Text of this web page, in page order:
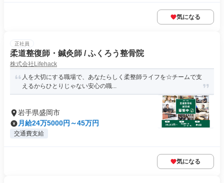
気になる
正社員
柔道整復師・鍼灸師 / ふくろう整骨院
株式会社Lifehack
人を大切にする職場で、あなたらしく柔整師ライフを☆チームで支
えるからひとりじゃない安心の職...
岩手県盛岡市
月給24万5000円～45万円
交通費支給
気になる